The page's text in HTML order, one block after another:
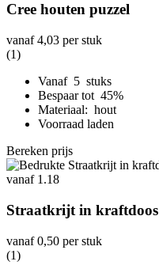
Cree houten puzzel
vanaf4,03 per stuk
(1)
Vanaf 5 stuks
Bespaar tot 45%
Materiaal: hout
Voorraad laden
Bereken prijs
Straatkrijt in kraftdoos
vanaf0,50 per stuk
(1)